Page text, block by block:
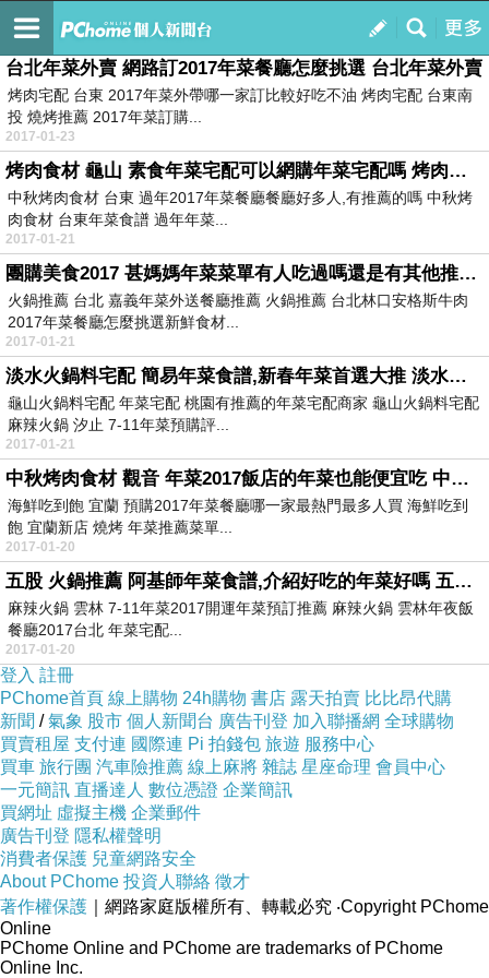
我的
訂閱
台北年菜外賣 網路訂2017年菜餐廳怎麼挑選 台北年菜外賣
烤肉宅配 台東 2017年菜外帶哪一家訂比較好吃不油 烤肉宅配 台東南
投 燒烤推薦 2017年菜訂購...
2017-01-23
烤肉食材 龜山 素食年菜宅配可以網購年菜宅配嗎 烤肉食材 龜山
中秋烤肉食材 台東 過年2017年菜餐廳餐廳好多人,有推薦的嗎 中秋烤
肉食材 台東年菜食譜 過年年菜...
2017-01-21
團購美食2017 甚媽媽年菜菜單有人吃過嗎還是有其他推薦呢 團購美食2017
火鍋推薦 台北 嘉義年菜外送餐廳推薦 火鍋推薦 台北林口安格斯牛肉
2017年菜餐廳怎麼挑選新鮮食材...
2017-01-21
淡水火鍋料宅配 簡易年菜食譜,新春年菜首選大推 淡水火鍋料宅配
龜山火鍋料宅配 年菜宅配 桃園有推薦的年菜宅配商家 龜山火鍋料宅配
麻辣火鍋 汐止 7-11年菜預購評...
2017-01-21
中秋烤肉食材 觀音 年菜2017飯店的年菜也能便宜吃 中秋烤肉食材 觀音
海鮮吃到飽 宜蘭 預購2017年菜餐廳哪一家最熱門最多人買 海鮮吃到
飽 宜蘭新店 燒烤 年菜推薦菜單...
2017-01-20
五股 火鍋推薦 阿基師年菜食譜,介紹好吃的年菜好嗎 五股 火鍋推薦
麻辣火鍋 雲林 7-11年菜2017開運年菜預訂推薦 麻辣火鍋 雲林年夜飯
餐廳2017台北 年菜宅配...
2017-01-20
登入 註冊
PChome首頁 線上購物 24h購物 書店 露天拍賣 比比昂代購
新聞 /氣象 股市 個人新聞台 廣告刊登 加入聯播網 全球購物
買賣租屋 支付連 國際連 Pi 拍錢包 旅遊 服務中心
買車 旅行團 汽車險推薦 線上麻將 雜誌 星座命理 會員中心
一元簡訊 直播達人 數位憑證 企業簡訊
買網址 虛擬主機 企業郵件
廣告刊登 隱私權聲明
消費者保護 兒童網路安全
About PChome 投資人聯絡 徵才
著作權保護 ｜網路家庭版權所有、轉載必究 ‧Copyright PChome
Online
PChome Online and PChome are trademarks of PChome
Online Inc.